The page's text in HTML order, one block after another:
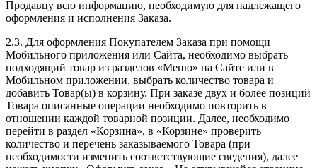
Продавцу всю информацию, необходимую для надлежащего
оформления и исполнения Заказа.
2.3. Для оформления Покупателем Заказа при помощи
Мобильного приложения или Сайта, необходимо выбрать
подходящий товар из разделов «Меню» на Сайте или в
Мобильном приложении, выбрать количество товара и
добавить Товар(ы) в корзину. При заказе двух и более позиций
Товара описанные операции необходимо повторить в
отношении каждой товарной позиции. Далее, необходимо
перейти в раздел «Корзина», в «Корзине» проверить
количество и перечень заказываемого Товара (при
необходимости изменить соответствующие сведения), далее